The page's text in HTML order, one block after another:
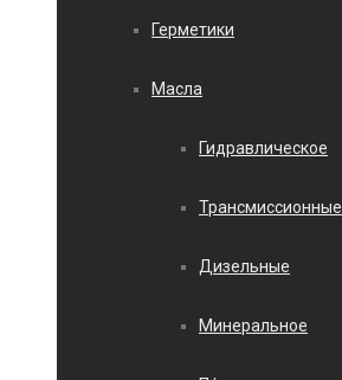
Герметики
Масла
Гидравлическое
Трансмиссионные
Дизельные
Минеральное